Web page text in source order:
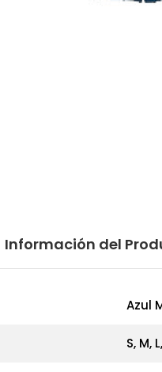
Información del
Azul
S, M,